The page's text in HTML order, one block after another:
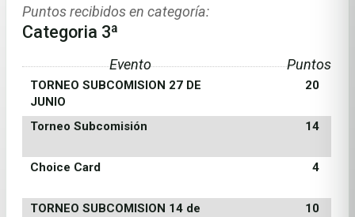
Puntos recibidos en categoría:
Categoria 3ª
Evento Puntos
TORNEO SUBCOMISION 27 DE
JUNIO
20
Torneo Subcomisión 14
Choice Card 4
TORNEO SUBCOMISION 14 de
10